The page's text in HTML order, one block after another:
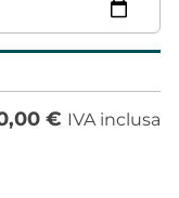
€ IVA inclusa